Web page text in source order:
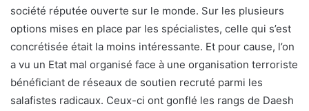
société réputée ouverte sur le monde. Sur les plusieurs
options mises en place par les spécialistes, celle qui s’est
concrétisée était la moins intéressante. Et pour cause, l’on
a vu un Etat mal organisé face à une organisation terroriste
bénéficiant de réseaux de soutien recruté parmi les
salafistes radicaux. Ceux-ci ont gonflé les rangs de Daesh